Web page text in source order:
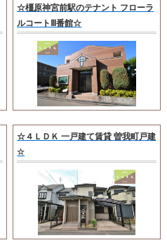
☆橿原神宮前駅のテナント フローラ
ルコートⅢ番館☆
☆４ＬＤＫ 一戸建て賃貸 曽我町戸建
☆